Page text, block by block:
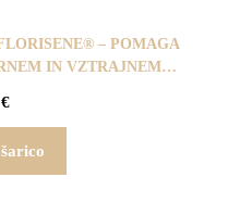
– POMAGA
IN VZTRAJNEM
€